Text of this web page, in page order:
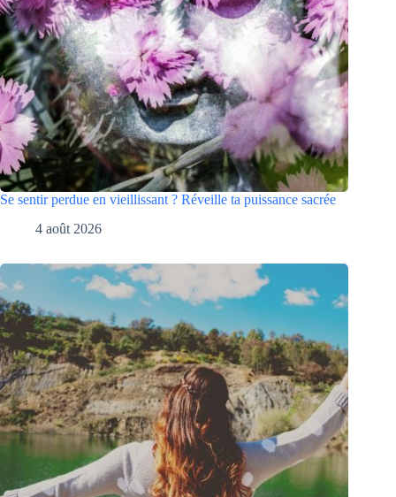
Se sentir perdue en vieillissant ? Réveille ta puissance sacrée
4 août 2026